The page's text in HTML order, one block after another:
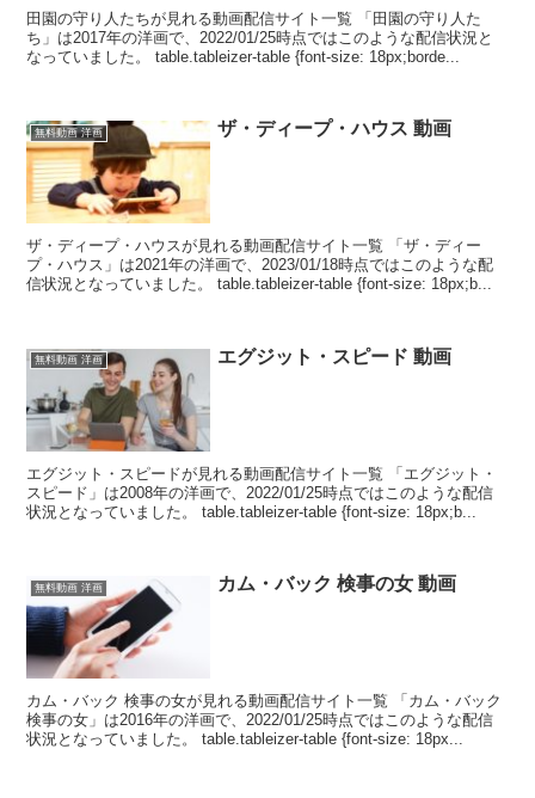
田園の守り人たちが見れる動画配信サイト一覧 「田園の守り人た
ち」は2017年の洋画で、2022/01/25時点ではこのような配信状況と
なっていました。 table.tableizer-table {font-size: 18px;borde...
無料動画 洋画 ザ・ディープ・ハウス 動画
ザ・ディープ・ハウスが見れる動画配信サイト一覧 「ザ・ディー
プ・ハウス」は2021年の洋画で、2023/01/18時点ではこのような配
信状況となっていました。 table.tableizer-table {font-size: 18px;b...
無料動画 洋画 エグジット・スピード 動画
エグジット・スピードが見れる動画配信サイト一覧 「エグジット・
スピード」は2008年の洋画で、2022/01/25時点ではこのような配信
状況となっていました。 table.tableizer-table {font-size: 18px;b...
無料動画 洋画 カム・バック 検事の女 動画
カム・バック 検事の女が見れる動画配信サイト一覧 「カム・バック
検事の女」は2016年の洋画で、2022/01/25時点ではこのような配信
状況となっていました。 table.tableizer-table {font-size: 18px...